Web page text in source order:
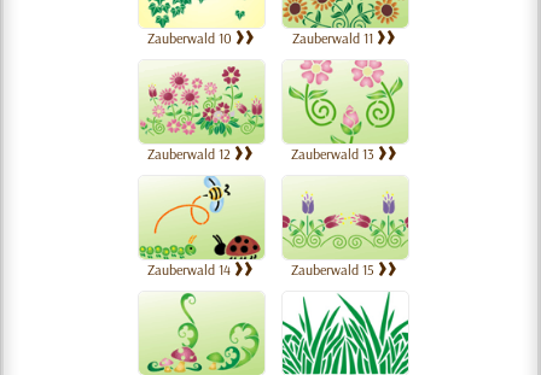
Zauberwald 10 Zauberwald 11
Zauberwald 12 Zauberwald 13
Zauberwald 14 Zauberwald 15